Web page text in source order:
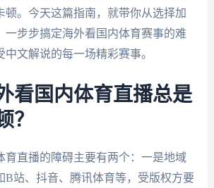
顿。今天这篇指南，就带你从选择加
一步步搞定海外看国内体育赛事的难
文解说的每一场精彩赛事。
看国内体育直播总是
？
育直播的障碍主要有两个：一是地域
B站、抖音、腾讯体育等，受版权方要